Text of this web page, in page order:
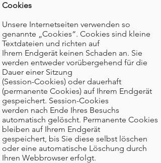
Cookies
Unsere Internetseiten verwenden so
genannte „Cookies“. Cookies sind kleine
Textdateien und richten auf
Ihrem Endgerät keinen Schaden an. Sie
werden entweder vorübergehend für die
Dauer einer Sitzung
(Session-Cookies) oder dauerhaft
(permanente Cookies) auf Ihrem Endgerät
gespeichert. Session-Cookies
werden nach Ende Ihres Besuchs
automatisch gelöscht. Permanente Cookies
bleiben auf Ihrem Endgerät
gespeichert, bis Sie diese selbst löschen
oder eine automatische Löschung durch
Ihren Webbrowser erfolgt.